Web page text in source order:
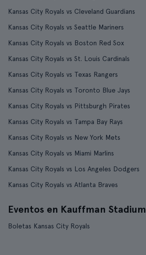
Kansas City Royals vs Cleveland Guardians
Kansas City Royals vs Seattle Mariners
Kansas City Royals vs Boston Red Sox
Kansas City Royals vs St. Louis Cardinals
Kansas City Royals vs Texas Rangers
Kansas City Royals vs Toronto Blue Jays
Kansas City Royals vs Pittsburgh Pirates
Kansas City Royals vs Tampa Bay Rays
Kansas City Royals vs New York Mets
Kansas City Royals vs Miami Marlins
Kansas City Royals vs Los Angeles Dodgers
Kansas City Royals vs Atlanta Braves
Eventos en Kauffman Stadium
Boletas Kansas City Royals